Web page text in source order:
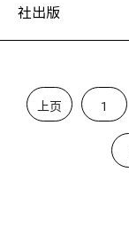
社出版
上页 1